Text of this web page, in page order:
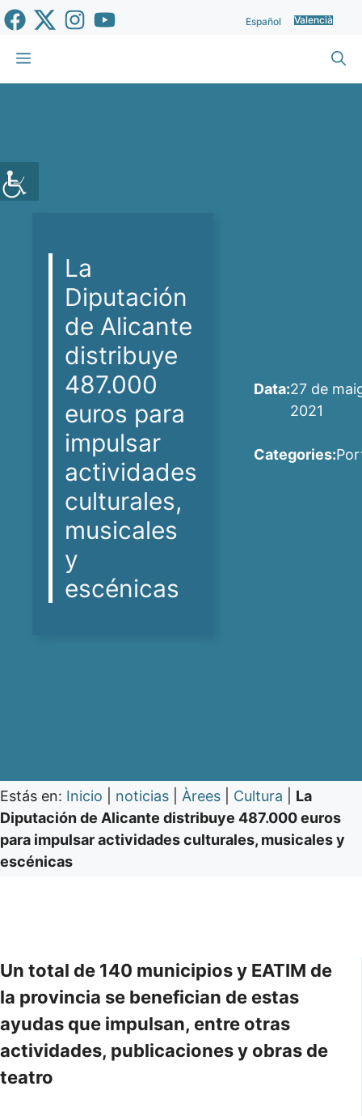
Vés
al
contingut
Español Valencià
Menu
La
Diputación
de Alicante
distribuye
487.000
euros para
impulsar
actividades
culturales,
musicales
y
escénicas
Data:27 de
2021
Categories:
Estás en: Inicio noticias Àrees Cultura
La
Diputación de Alicante distribuye 487.000 euros
para impulsar actividades culturales, musicales y
escénicas
Un total de 140 municipios y EATIM de
la provincia se benefician de estas
ayudas que impulsan, entre otras
actividades, publicaciones y obras de
teatro